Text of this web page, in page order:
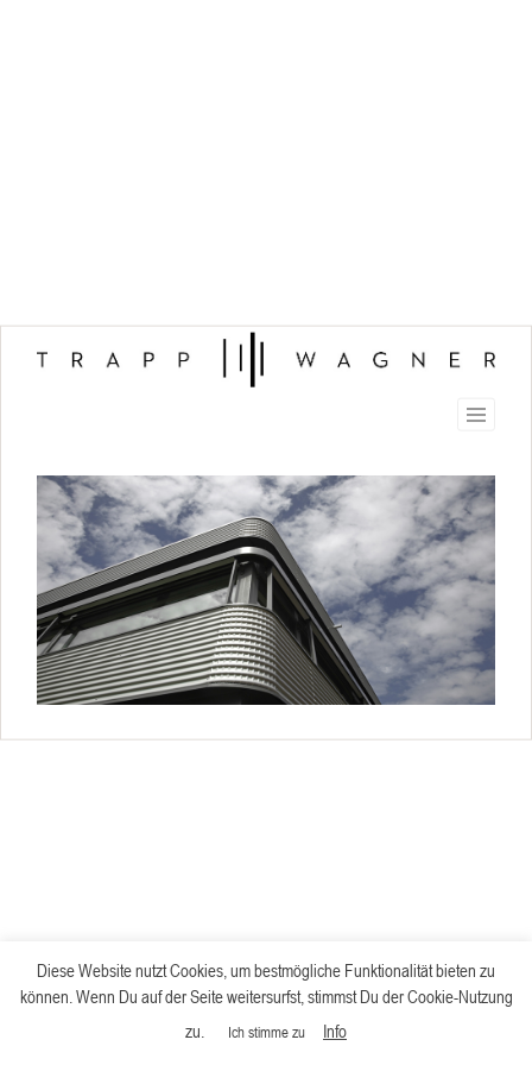
Diese Website nutzt Cookies, um bestmögliche Funktionalität bieten zu
können. Wenn Du auf der Seite weitersurfst, stimmst Du der Cookie-Nutzung
zu.
Ich stimme zu Info